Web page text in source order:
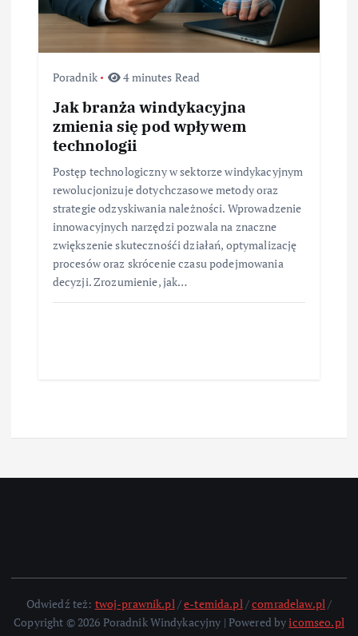
Poradnik 4 minutes Read
Jak branża windykacyjna
zmienia się pod wpływem
technologii
Postęp technologiczny w sektorze windykacyjnym
rewolucjonizuje dotychczasowe metody oraz
strategie odzyskiwania należności. Wprowadzenie
innowacyjnych narzędzi pozwala na znaczne
zwiększenie skutecznośći działań, optymalizację
procesów oraz skrócenie czasu podejmowania
decyzji. Zrozumienie, jak…
Odwiedź też: twoj-prawnik.pl /e-temida.pl /comradelaw.pl /
Copyright © 2026 Poradnik Windykacyjny | Powered byicomseo.pl